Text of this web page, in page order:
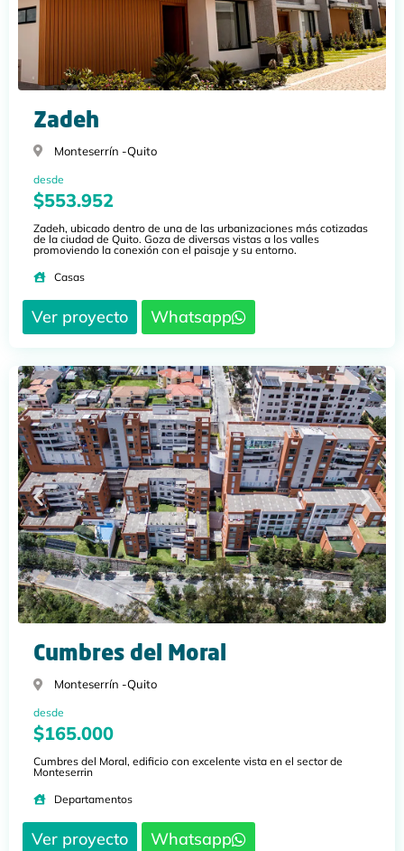
Zadeh
Monteserrín -Quito
desde
$553.952
Zadeh, ubicado dentro de una de las urbanizaciones más cotizadas
de la ciudad de Quito. Goza de diversas vistas a los valles
promoviendo la conexión con el paisaje y su entorno.
Casas
Ver proyecto Whatsapp
Cumbres del Moral
Monteserrín -Quito
desde
$165.000
Cumbres del Moral, edificio con excelente vista en el sector de
Monteserrin
Departamentos
Ver proyecto Whatsapp